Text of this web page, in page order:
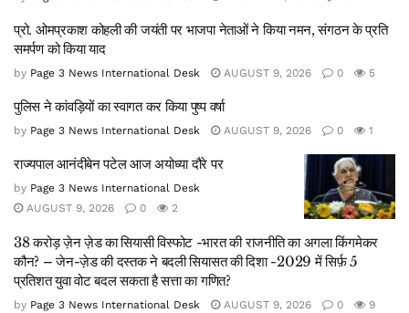
प्रो. ओमप्रकाश कोहली की जयंती पर भाजपा नेताओं ने किया नमन, संगठन के प्रति
समर्पण को किया याद
by Page 3 News International Desk AUGUST 9, 2026 0 5
पुलिस ने कांवड़ियों का स्वागत कर किया पुष्प वर्षा
by Page 3 News International Desk AUGUST 9, 2026 0 1
राज्यपाल आनंदीबेन पटेल आज अयोध्या दौरे पर
by Page 3 News International Desk
AUGUST 9, 2026
0 2
38 करोड़ ज़ेन ज़ेड का सियासी विस्फोट -भारत की राजनीति का अगला किंगमेकर
कौन? – जेन-ज़ेड की दस्तक ने बदली सियासत की दिशा -2029 में सिर्फ़ 5
प्रतिशत युवा वोट बदल सकता है सत्ता का गणित?
by Page 3 News International Desk AUGUST 9, 2026 0 9